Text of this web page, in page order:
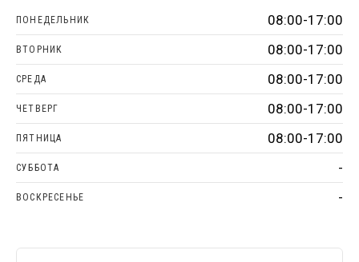
ПОНЕДЕЛЬНИК 08:00-17:00
ВТОРНИК 08:00-17:00
СРЕДА 08:00-17:00
ЧЕТВЕРГ 08:00-17:00
ПЯТНИЦА 08:00-17:00
СУББОТА -
ВОСКРЕСЕНЬЕ -